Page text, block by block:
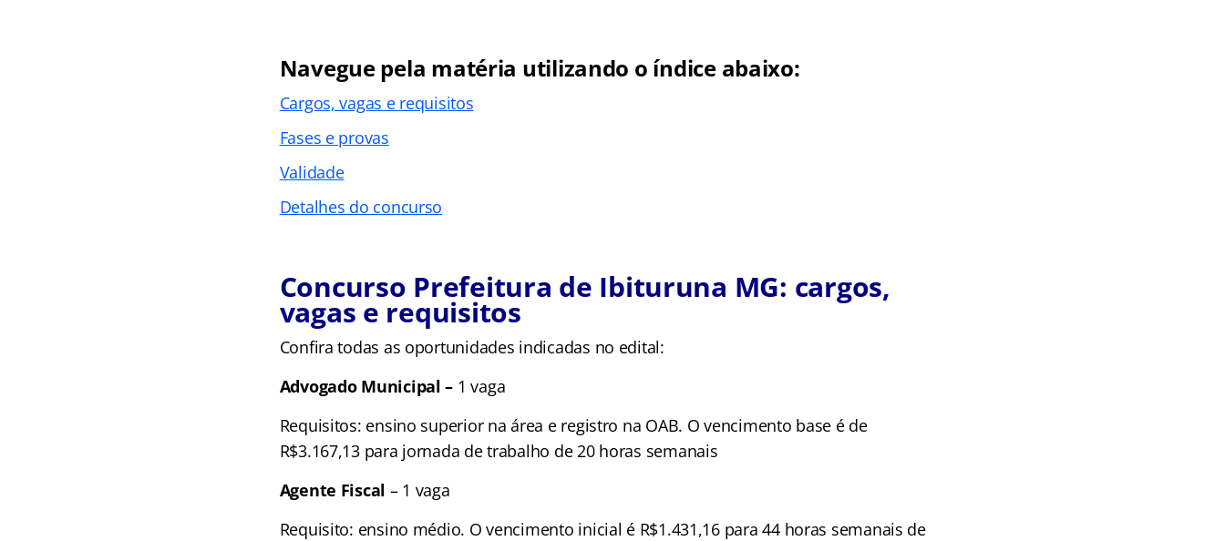
Navegue pela matéria utilizando o índice abaixo:
Cargos, vagas e requisitos
Fases e provas
Validade
Detalhes do concurso
Concurso Prefeitura de Ibituruna MG: cargos,
vagas e requisitos
Confira todas as oportunidades indicadas no edital:
Advogado Municipal – 1 vaga
Requisitos: ensino superior na área e registro na OAB. O vencimento base é de
R$3.167,13 para jornada de trabalho de 20 horas semanais
Agente Fiscal – 1 vaga
Requisito: ensino médio. O vencimento inicial é R$1.431,16 para 44 horas semanais de